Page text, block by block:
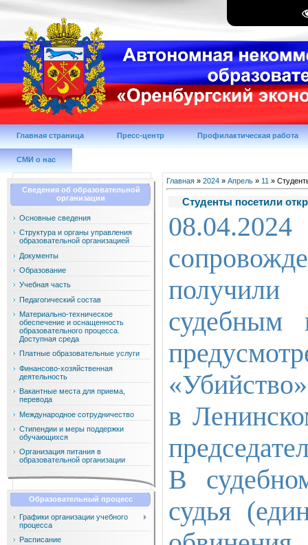
Главная страница Пресс-центр Профилактическая работа
СМИ о нас
Сведения об образовательной
организации
Основные сведения
Структура и органы управления
образовательной организацией
Документы
Образование
Учебная часть
Педагогический состав
Материально-техническое
обеспечение и оснащенность
образовательного процесса.
Доступная среда
Платные образовательные услуги
Финансово-хозяйственная
деятельность
Вакантные места для приема,
перевода
Международное сотрудничество
Стипендии и меры поддержки
обучающихся
Организация питания в
образовательной организации
Образовательный процесс
Графики организации учебного
процесса
Расписание
Главная » 2024 » Апрель » 11 »
Студенты посетили
судебным
в
В
судья